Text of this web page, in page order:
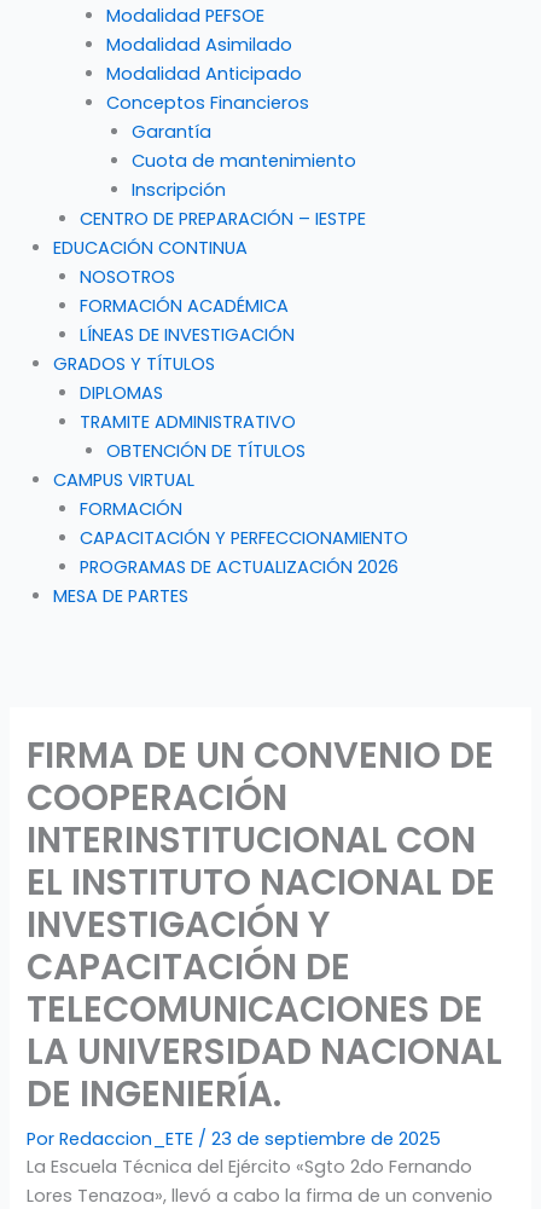
Modalidad PEFSOE
Modalidad Asimilado
Modalidad Anticipado
Conceptos Financieros
Garantía
Cuota de mantenimiento
Inscripción
CENTRO DE PREPARACIÓN – IESTPE
EDUCACIÓN CONTINUA
NOSOTROS
FORMACIÓN ACADÉMICA
LÍNEAS DE INVESTIGACIÓN
GRADOS Y TÍTULOS
DIPLOMAS
TRAMITE ADMINISTRATIVO
OBTENCIÓN DE TÍTULOS
CAMPUS VIRTUAL
FORMACIÓN
CAPACITACIÓN Y PERFECCIONAMIENTO
PROGRAMAS DE ACTUALIZACIÓN 2026
MESA DE PARTES
FIRMA DE UN CONVENIO DE
COOPERACIÓN
INTERINSTITUCIONAL CON
EL INSTITUTO NACIONAL DE
INVESTIGACIÓN Y
CAPACITACIÓN DE
TELECOMUNICACIONES DE
LA UNIVERSIDAD NACIONAL
DE INGENIERÍA.
PorRedaccion_ETE /23 de septiembre de 2025
La Escuela Técnica del Ejército «Sgto 2do Fernando
Lores Tenazoa», llevó a cabo la firma de un convenio